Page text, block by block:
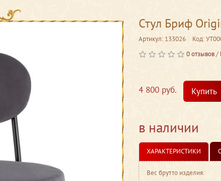
Стул Бриф
Артикул: 133026 Код:
0 отзывов/
4 800 руб. Купить
в наличии
ХАРАКТЕРИСТИКИ
Вес брутто изделия: